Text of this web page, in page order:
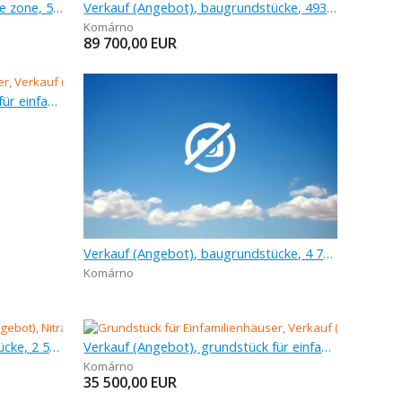
Verkauf (Angebot), kommerzielle zone, 550 m Verkauf (Angebot), baugrundstücke, 493 m
Komárno
89 700,00 EUR
Verkauf (Angebot), grundstück für einfamilienhäuser, 632 m
Verkauf (Angebot), baugrundstücke, 4 779 m
Komárno
Verkauf (Angebot), baugrundstücke, 2 574 m Verkauf (Angebot), grundstück für einfamilienhäuser, 822 m
Komárno
35 500,00 EUR